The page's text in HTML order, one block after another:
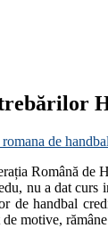
de
Română
nu a dat
handbal
motive,